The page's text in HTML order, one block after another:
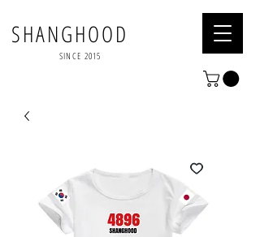
SHANGHOOD
SINCE 2015